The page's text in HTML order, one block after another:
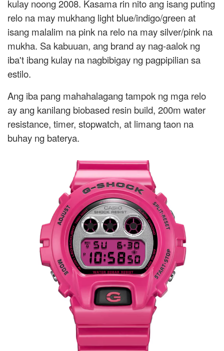
kulay noong 2008. Kasama rin nito ang isang puting
relo na may mukhang light blue/indigo/green at
isang malalim na pink na relo na may silver/pink na
mukha. Sa kabuuan, ang brand ay nag-aalok ng
iba't ibang kulay na nagbibigay ng pagpipilian sa
estilo.
Ang iba pang mahahalagang tampok ng mga relo
ay ang kanilang biobased resin build, 200m water
resistance, timer, stopwatch, at limang taon na
buhay ng baterya.